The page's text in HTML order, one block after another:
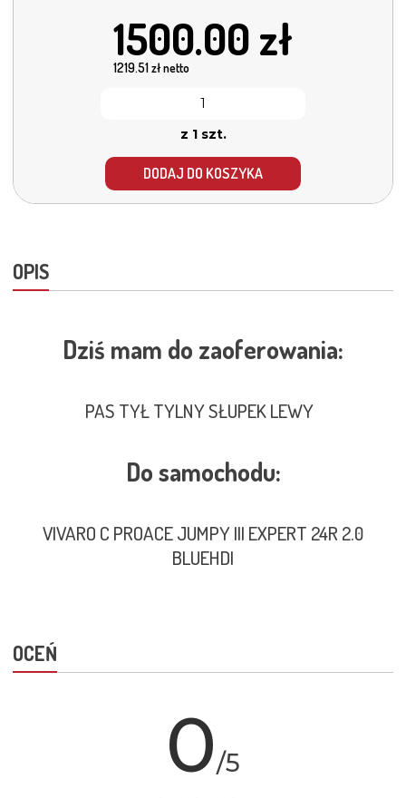
1500.00 zł
1219.51zł netto
z 1 szt.
DODAJ DO KOSZYKA
OPIS
Dziś mam do zaoferowania:
PAS TYŁ TYLNY SŁUPEK LEWY
Do samochodu:
VIVARO C PROACE JUMPY III EXPERT 24R 2.0
BLUEHDI
OCEŃ
0/5